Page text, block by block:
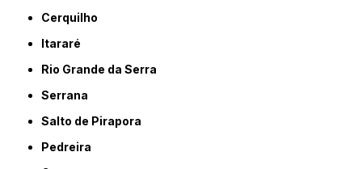
Cerquilho
Itararé
Rio Grande da Serra
Serrana
Salto de Pirapora
Pedreira